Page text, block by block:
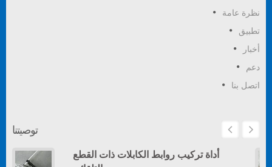
نظرة عامة
تطبيق
أخبار
دعم
اتصل بنا
توصيتنا
أداة تركيب روابط الكابلات ذات القطع